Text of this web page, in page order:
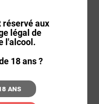
réservé aux
légal de
l'alcool.
18 ans ?
ans
LE
?